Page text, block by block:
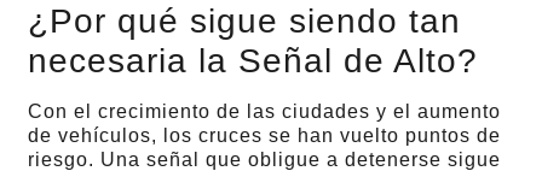
¿Por qué sigue siendo tan
necesaria la Señal de Alto?
Con el crecimiento de las ciudades y el aumento
de vehículos, los cruces se han vuelto puntos de
riesgo. Una señal que obligue a detenerse sigue